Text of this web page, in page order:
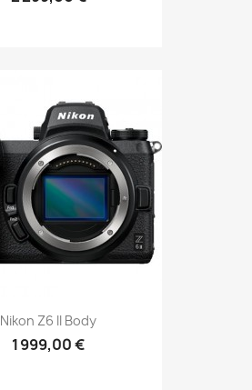
Nikon Z6 II Body
1 999,00 €